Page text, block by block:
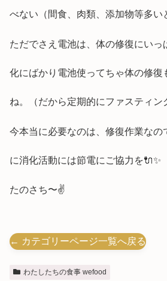
べない（間食、肉類、添加物等多い
ただでさえ電池は、体の修復にいっ
化にばかり電池使ってちゃ体の修復
ね。（だから定期的にファスティン
今本当に必要なのは、修復作業なの
に消化活動には節電にご協力を🔌✨
たのさち〜✌️
← カテゴリーページ一覧へ戻る
わたしたちの食事 wefood